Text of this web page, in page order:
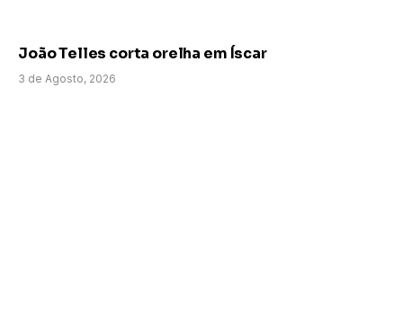
João Telles corta orelha em Íscar
3 de Agosto, 2026